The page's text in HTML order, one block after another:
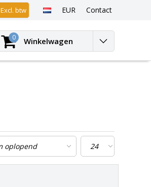
Excl. btw EUR Contact
Inloggen
0 Winkelwagen